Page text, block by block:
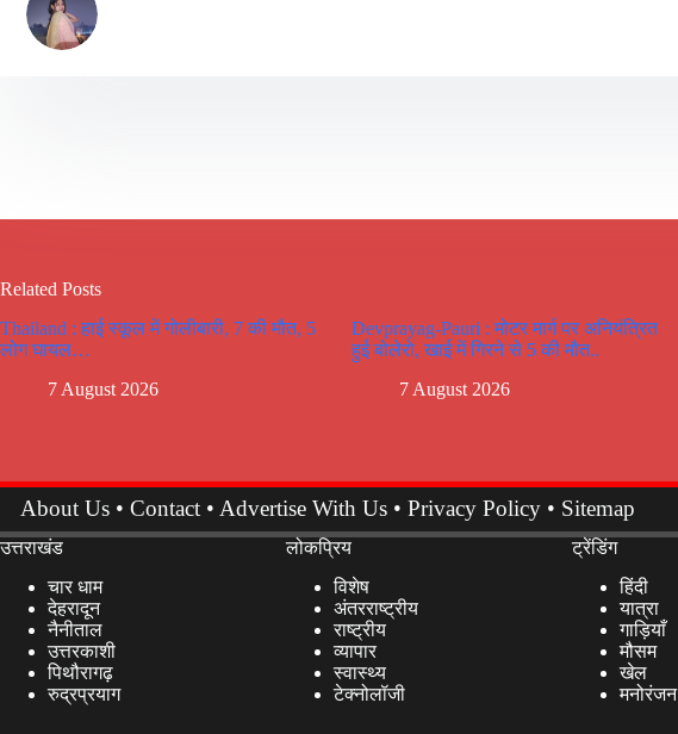
Related Posts
Thailand : हाई स्कूल में गोलीबारी, 7 की मौत, 5
लोग घायल…
7 August 2026
Devprayag-Pauri : मोटर मार्ग पर अनियंत्रित
हुई बोलेरो, खाई में गिरने से 5 की मौत..
7 August 2026
About Us • Contact • Advertise With Us • Privacy Policy • Sitemap
उत्तराखंड
चार धाम
देहरादून
नैनीताल
उत्तरकाशी
पिथौरागढ़
रुद्रप्रयाग
लोकप्रिय
विशेष
अंतरराष्ट्रीय
राष्ट्रीय
व्यापार
स्वास्थ्य
टेक्नोलॉजी
ट्रेंडिंग
हिंदी
यात्रा
गाड़ियाँ
मौसम
खेल
मनोरंजन